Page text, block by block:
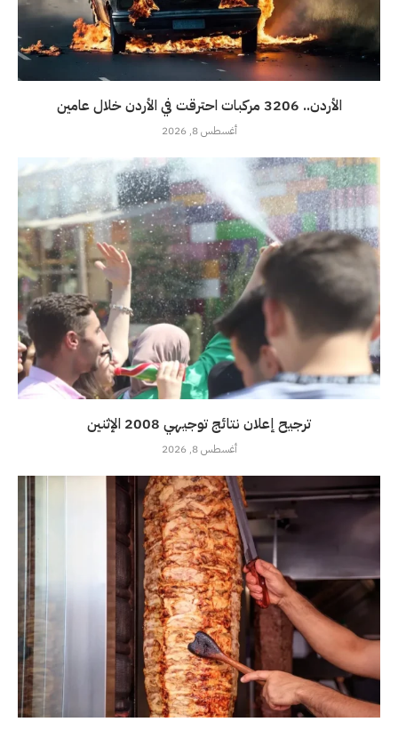
الأردن.. 3206 مركبات احترقت في الأردن خلال عامين
أغسطس 8, 2026
ترجيح إعلان نتائج توجيهي 2008 الإثنين
أغسطس 8, 2026